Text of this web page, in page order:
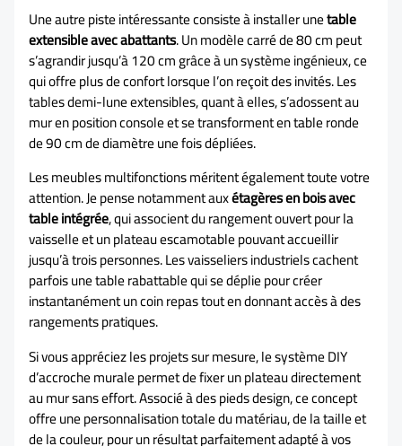
Une autre piste intéressante consiste à installer unetable
extensible avec abattants. Un modèle carré de 80 cm peut
s’agrandir jusqu’à 120 cm grâce à un système ingénieux, ce
qui offre plus de confort lorsque l’on reçoit des invités. Les
tables demi-lune extensibles, quant à elles, s’adossent au
mur en position console et se transforment en table ronde
de 90 cm de diamètre une fois dépliées.
Les meubles multifonctions méritent également toute votre
attention. Je pense notamment auxétagères en bois avec
table intégrée, qui associent du rangement ouvert pour la
vaisselle et un plateau escamotable pouvant accueillir
jusqu’à trois personnes. Les vaisseliers industriels cachent
parfois une table rabattable qui se déplie pour créer
instantanément un coin repas tout en donnant accès à des
rangements pratiques.
Si vous appréciez les projets sur mesure, le système DIY
d’accroche murale permet de fixer un plateau directement
au mur sans effort. Associé à des pieds design, ce concept
offre une personnalisation totale du matériau, de la taille et
de la couleur, pour un résultat parfaitement adapté à vos